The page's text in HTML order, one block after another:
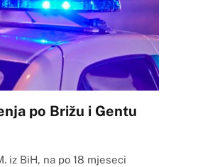
po Brižu i Gentu
iz BiH, na po 18 mjeseci